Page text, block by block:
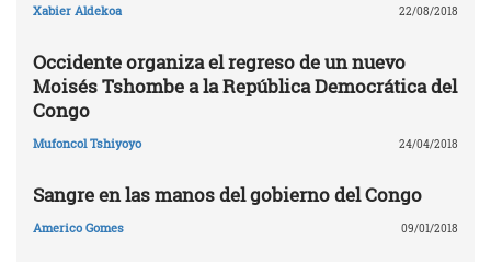
Xabier Aldekoa 22/08/2018
Occidente organiza el regreso de un nuevo
Moisés Tshombe a la República Democrática del
Congo
Mufoncol Tshiyoyo 24/04/2018
Sangre en las manos del gobierno del Congo
Americo Gomes 09/01/2018